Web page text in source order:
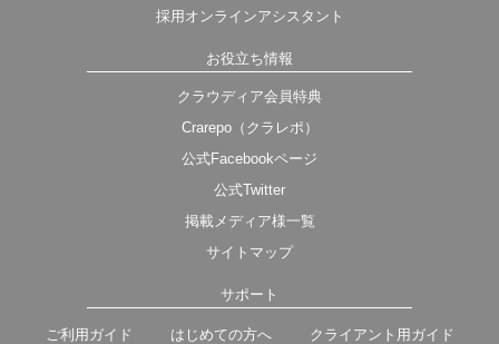
採用オンラインアシスタント
お役立ち情報
クラウディア会員特典
Crarepo（クラレポ）
公式Facebookページ
公式Twitter
掲載メディア様一覧
サイトマップ
サポート
ご利用ガイド はじめての方へ クライアント用ガイド